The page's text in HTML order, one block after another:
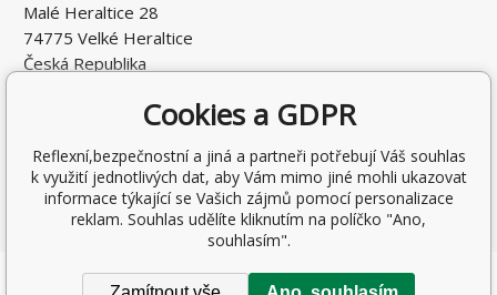
Malé Heraltice 28
74775 Velké Heraltice
Česká Republika
DIČ: CZ7405265549
Copyright © 2026 Rostislav Hňátek
Cookies a GDPR
Reflexní,bezpečnostní a jiná a partneři potřebují Váš souhlas
k využití jednotlivých dat, aby Vám mimo jiné mohli ukazovat
informace týkající se Vašich zájmů pomocí personalizace
reklam. Souhlas udělíte kliknutím na políčko "Ano,
souhlasím".